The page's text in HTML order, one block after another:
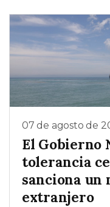
07 de agosto de
El Gobierno
tolerancia
sanciona un
extranjero